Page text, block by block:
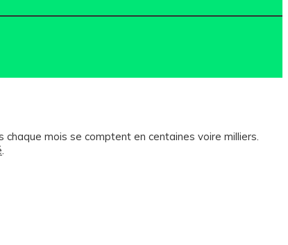
mois se comptent en centaines voire milliers.
.